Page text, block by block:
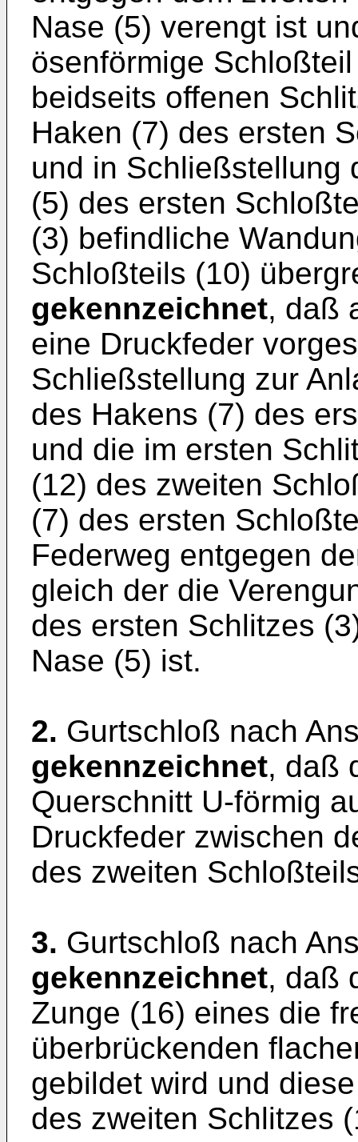
Nase (5) verengt ist
ösenförmige
beidseits offenen
Haken (7) des ersten
und in Schließstellung
(5) des ersten
(3) befindliche
Schloßteils (10)
gekennzeichnet, daß
eine Druckfeder
Schließstellung zur
des Hakens (7) des
und die im ersten
(12) des zweiten
(7) des ersten
Federweg entgegen
gleich der die
des ersten Schlitzes
Nase (5) ist.
2. Gurtschloß nach
gekennzeichnet, daß
Querschnitt U-förmig
Druckfeder zwischen
des zweiten
3. Gurtschloß nach
gekennzeichnet, daß
Zunge (16) eines die
überbrückenden
gebildet wird und
des zweiten Schlitzes